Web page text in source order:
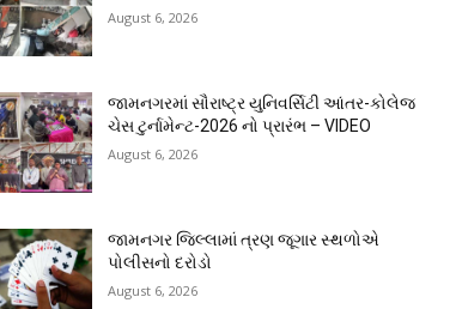
August 6, 2026
જામનગરમાં સૌરાષ્ટ્ર યુનિવર્સિટી આંતર-કોલેજ
ચેસ ટુર્નામેન્ટ-2026 નો પ્રારંભ – VIDEO
August 6, 2026
જામનગર જિલ્લામાં ત્રણ જૂગાર સ્થળોએ
પોલીસનો દરોડો
August 6, 2026